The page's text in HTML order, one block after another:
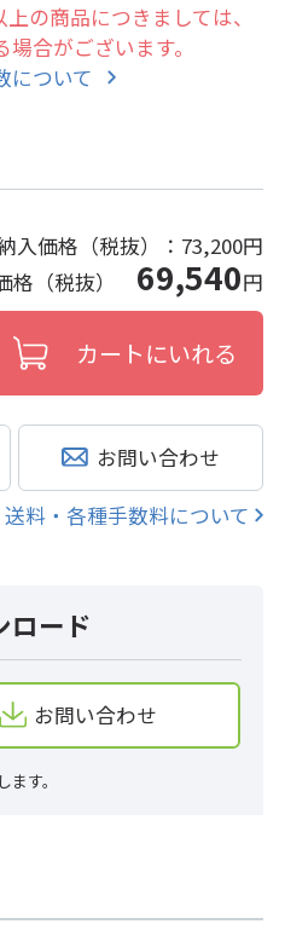
の商品につきましては、
合がございます。
について
入価格（税抜）： 73,200円
格（税抜） 69,540円
お問い合わせ
送料・各種手数料について
ロード
お問い合わせ
す。